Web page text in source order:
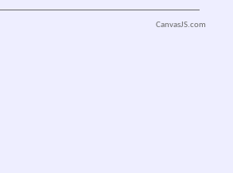
CanvasJS.com